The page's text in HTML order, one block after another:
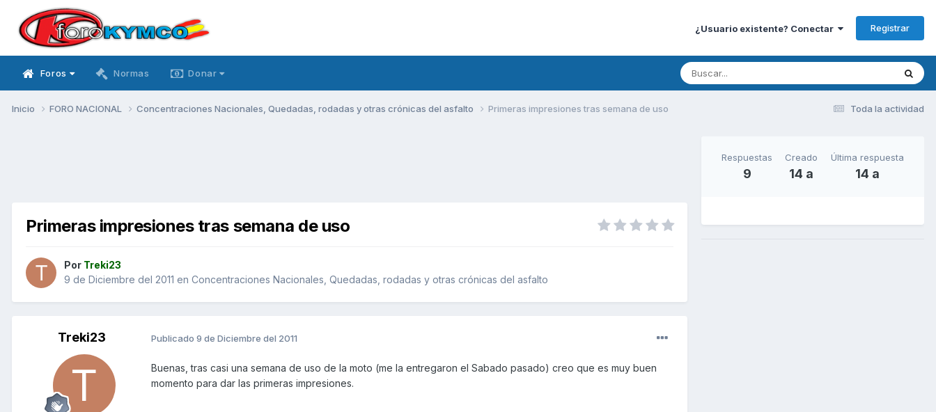
¿Usuario existente? Conectar Registrar
Foros Normas Donar
Toda la actividad
Inicio FORO NACIONAL Concentraciones Nacionales, Quedadas, rodadas y otras crónicas del asfalto Primeras impresiones tras semana de uso
Primeras impresiones tras semana de uso
Por Treki23
9 de Diciembre del 2011 en Concentraciones Nacionales, Quedadas, rodadas y otras crónicas del asfalto
Treki23 Publicado 9 de Diciembre del 2011
Buenas, tras casi una semana de uso de la moto (me la entregaron el Sabado pasado) creo que es muy buen
momento para dar las primeras impresiones.
Respuestas
9
Creado
14 a
Última respuesta
14 a